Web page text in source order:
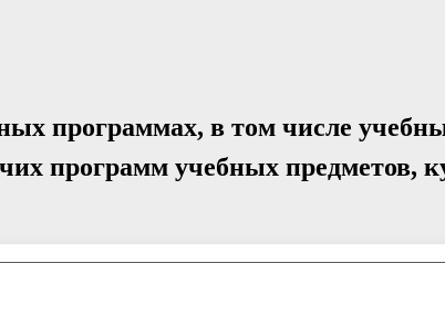
программах, в том числе
программ учебных предметов,